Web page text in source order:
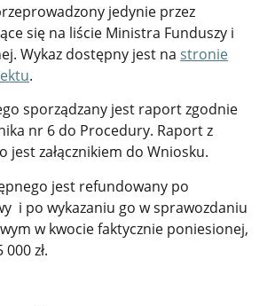
jedynie przez
się na liście Ministra Funduszy i
Wykaz dostępny jest nastronie
.
sporządzany jest raport zgodnie
nr 6 do Procedury. Raport z
jest załącznikiem do Wniosku.
jest refundowany po
i po wykazaniu go w sprawozdaniu
w kwocie faktycznie poniesionej,
zł.